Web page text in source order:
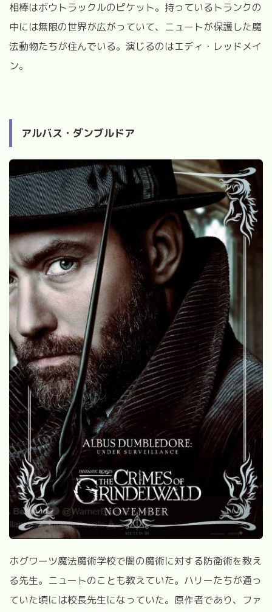
相棒はボウトラックルのピケット。持っているトランクの
中には無限の世界が広がっていて、ニュートが保護した魔
法動物たちが住んでいる。演じるのはエディ・レッドメイ
ン。
アルバス・ダンブルドア
ホグワーツ魔法魔術学校で闇の魔術に対する防衛術を教え
る先生。ニュートのことも教えていた。ハリーたちが通っ
ていた頃には校長先生になっていた。原作者であり、ファ